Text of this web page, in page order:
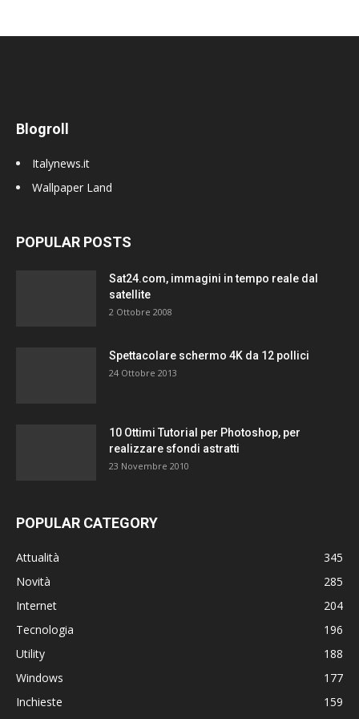
Blogroll
Italynews.it
Wallpaper Land
POPULAR POSTS
Sat24.com, immagini in tempo reale dal
satellite
2 Ottobre 2008
Spettacolare schermo 4K da 12 pollici
24 Ottobre 2013
10 Ottimi Tutorial per Photoshop, per
realizzare sfondi astratti
23 Novembre 2010
POPULAR CATEGORY
Attualità
345
Novità
285
Internet
204
Tecnologia
196
Utility
188
Windows
177
Inchieste
159